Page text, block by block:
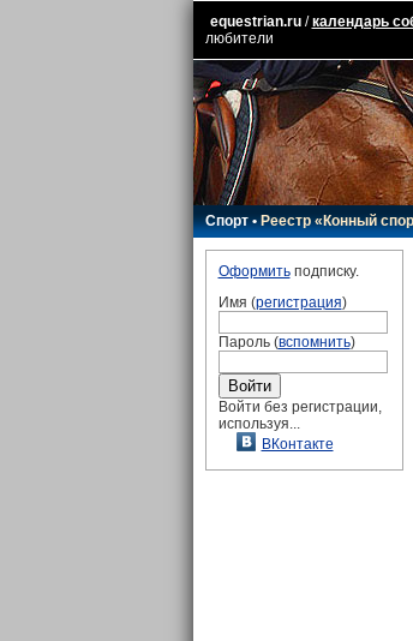
equestrian.ru/календарь
любители
Спорт•Реестр «Конный
Оформитьподписку.
Имя (регистрация)
Пароль (вспомнить)
Войти без регистрации,
используя...
ВКонтакте